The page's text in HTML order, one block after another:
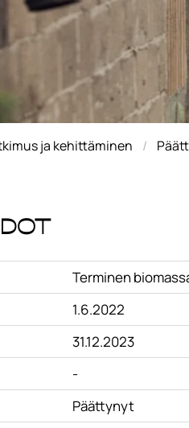
ja kehittäminen
Terminen
1.6.2022
31.12.2023
-
Päättynyt